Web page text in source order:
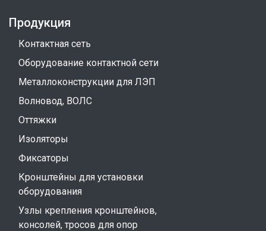
Продукция
Контактная сеть
Оборудование контактной сети
Металлоконструкции для ЛЭП
Волновод, ВОЛС
Оттяжки
Изоляторы
Фиксаторы
Кронштейны для установки
оборудования
Узлы крепления кронштейнов,
консолей, тросов для опор